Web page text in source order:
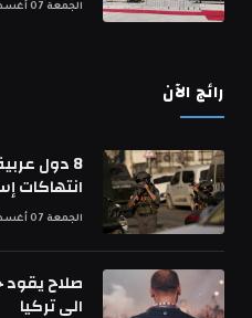
الجمعة 07 أغسطس 5:28 ص
رائج الآن
8 دول
انتهاكات
الجمعة 07 أغسطس 5:22 ص
صلاح يقود
الى تركيا